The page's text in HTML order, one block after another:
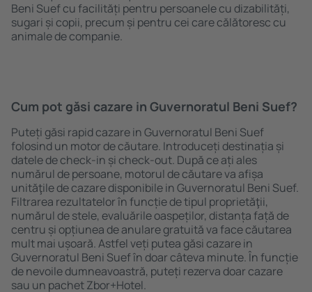
Beni Suef cu facilități pentru persoanele cu dizabilități,
sugari și copii, precum și pentru cei care călătoresc cu
animale de companie.
Cum pot găsi cazare in Guvernoratul Beni Suef?
Puteți găsi rapid cazare in Guvernoratul Beni Suef
folosind un motor de căutare. Introduceți destinația și
datele de check-in și check-out. După ce ați ales
numărul de persoane, motorul de căutare va afișa
unităţile de cazare disponibile in Guvernoratul Beni Suef.
Filtrarea rezultatelor în funcție de tipul proprietăţii,
numărul de stele, evaluările oaspeților, distanța față de
centru și opțiunea de anulare gratuită va face căutarea
mult mai ușoară. Astfel veți putea găsi cazare in
Guvernoratul Beni Suef în doar câteva minute. În funcție
de nevoile dumneavoastră, puteți rezerva doar cazare
sau un pachet Zbor+Hotel.